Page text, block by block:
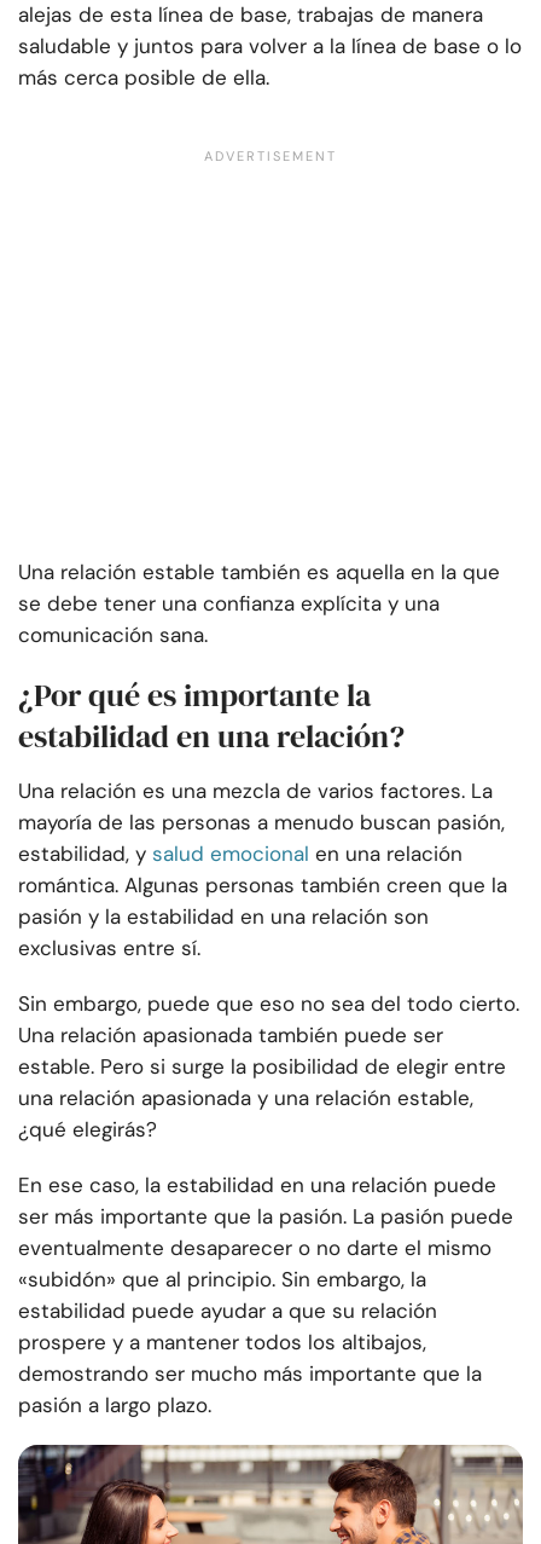
alejas de esta línea de base, trabajas de manera
saludable y juntos para volver a la línea de base o lo
más cerca posible de ella.
Una relación estable también es aquella en la que
se debe tener una confianza explícita y una
comunicación sana.
¿Por qué es importante la
estabilidad en una relación?
Una relación es una mezcla de varios factores. La
mayoría de las personas a menudo buscan pasión,
estabilidad, y salud emocional en una relación
romántica. Algunas personas también creen que la
pasión y la estabilidad en una relación son
exclusivas entre sí.
Sin embargo, puede que eso no sea del todo cierto.
Una relación apasionada también puede ser
estable. Pero si surge la posibilidad de elegir entre
una relación apasionada y una relación estable,
¿qué elegirás?
En ese caso, la estabilidad en una relación puede
ser más importante que la pasión. La pasión puede
eventualmente desaparecer o no darte el mismo
«subidón» que al principio. Sin embargo, la
estabilidad puede ayudar a que su relación
prospere y a mantener todos los altibajos,
demostrando ser mucho más importante que la
pasión a largo plazo.